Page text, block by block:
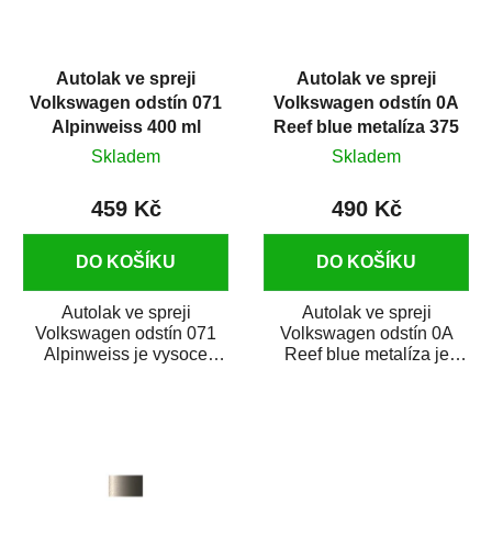
ů
Autolak ve spreji
Volkswagen odstín 071
Alpinweiss 400 ml
Skladem
459 Kč
DO KOŠÍKU
Autolak ve spreji
Volkswagen odstín 071
Alpinweiss je vysoce
Autolak ve spreji
Volkswagen odstín 0A
Reef blue metalíza 375
ml
Skladem
490 Kč
DO KOŠÍKU
Autolak ve spreji
Volkswagen odstín 0A
Reef blue metalíza je